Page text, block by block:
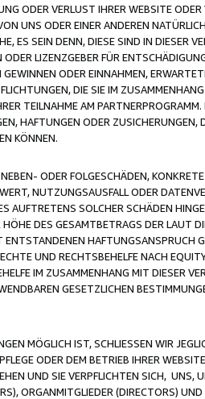
ODER VERLUST IHRER WEBSITE
UNS ODER EINER ANDEREN
ES SEIN DENN, DIESE SIND IN DIESER
LIZENZGEBER FÜR
ODER EINNAHMEN,
DIE SIE IM
TEILNAHME AM
HAFTUNGEN ODER ZUSICHERUNGEN,
KÖNNEN.
ODER FOLGESCHÄDEN,
NUTZUNGSAUSFALL ODER
SOLCHER SCHÄDEN
DES GESAMTBETRAGS DER LAUT
HAFTUNGSANSPRUCH
UND RECHTSBEHELFE NACH
IM ZUSAMMENHANG MIT DIESER
GESETZLICHEN
MÖGLICH IST, SCHLIESSEN WIR
ODER DEM BETRIEB IHRER
UND SIE VERPFLICHTEN SICH, UNS,
ORGANMITGLIEDER (DIRECTORS)